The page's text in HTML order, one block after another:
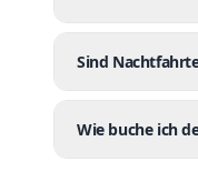
Sind
Wie buche ich